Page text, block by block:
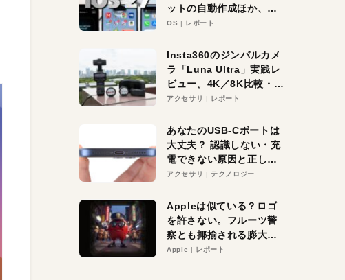
ットの自動作成ほか、期
待大の便利機能5選。
る未来はすぐそこ！
OS レポート
Insta360のジンバルカメ
ラ「Luna Ultra」実践レ
ビュー。4K／8K比較・ズ
ーム・夜間撮影をチェッ
アクセサリ レポート
あなたのUSB-Cポートは
大丈夫？ 認識しない・充
電できない原因と正しい
対策
アクセサリ テクノロジー
Appleは似ている？ロゴ
を許さない。フルーツ警
察とも揶揄される膨大な
異議申し立て。対象は非
Apple レポート